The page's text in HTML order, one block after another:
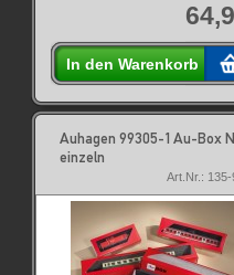
In den Warenkorb
Auhagen 99305-1 Au-Box N
einzeln
Art.Nr.: